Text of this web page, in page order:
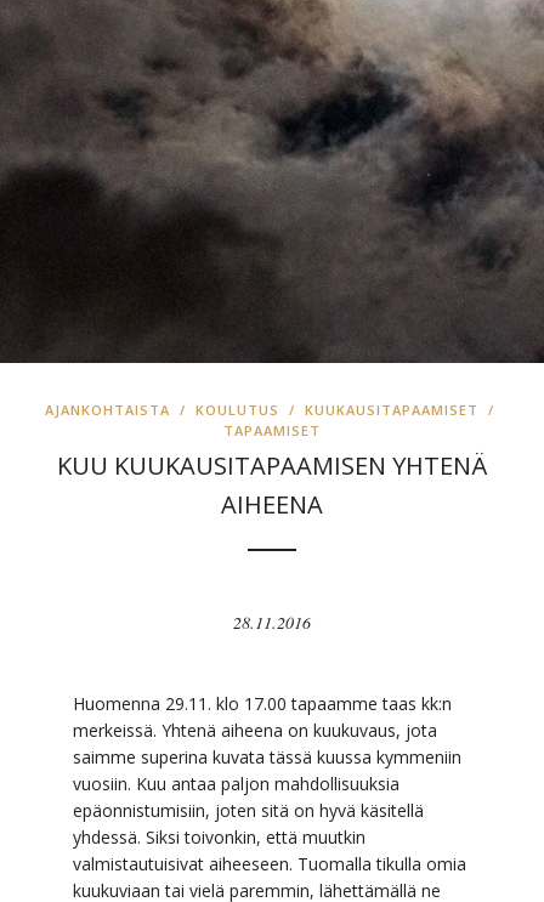
AJANKOHTAISTA / KOULUTUS / KUUKAUSITAPAAMISET
/
TAPAAMISET
KUU KUUKAUSITAPAAMISEN YHTENÄ
AIHEENA
28.11.2016
Huomenna 29.11. klo 17.00 tapaamme taas kk:n
merkeissä. Yhtenä aiheena on kuukuvaus, jota
saimme superina kuvata tässä kuussa kymmeniin
vuosiin. Kuu antaa paljon mahdollisuuksia
epäonnistumisiin, joten sitä on hyvä käsitellä
yhdessä. Siksi toivonkin, että muutkin
valmistautuisivat aiheeseen. Tuomalla tikulla omia
kuukuviaan tai vielä paremmin, lähettämällä ne